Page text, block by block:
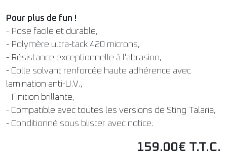
Pour plus de fun !
- Pose facile et durable,
- Polymère ultra-tack 420 microns,
- Résistance exceptionnelle à l'abrasion,
- Colle solvant renforcée haute adhérence avec
lamination anti-U.V.,
- Finition brillante,
- Compatible avec toutes les versions de Sting Talaria,
- Conditionné sous blister avec notice.
159.00€ T.T.C.